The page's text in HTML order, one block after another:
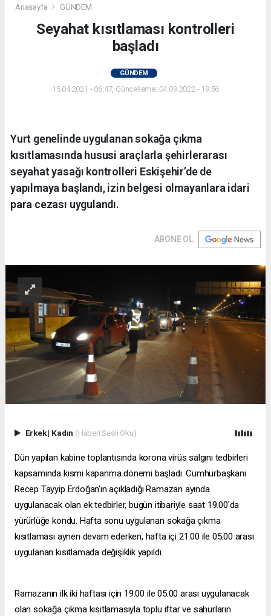
Anasayfa GÜNDEM
Seyahat kısıtlaması kontrolleri
başladı
GÜNDEM
15.04.2021 - 06:47, Güncelleme: 04.09.2022 - 19:56
Yurt genelinde uygulanan sokağa çıkma
kısıtlamasında hususi araçlarla şehirlerarası
seyahat yasağı kontrolleri Eskişehir’de de
yapılmaya başlandı, izin belgesi olmayanlara idari
para cezası uygulandı.
ABONE OL
Erkek| Kadın (Haberi Sesli Oku)
Dün yapılan kabine toplantısında korona virüs salgını tedbirleri
kapsamında kısmi kapanma dönemi başladı. Cumhurbaşkanı
Recep Tayyip Erdoğan'ın açıkladığı Ramazan ayında
uygulanacak olan ek tedbirler, bugün itibariyle saat 19.00'da
yürürlüğe kondu. Hafta sonu uygulanan sokağa çıkma
kısıtlaması aynen devam ederken, hafta içi 21.00 ile 05.00 arası
uygulanan kısıtlamada değişiklik yapıldı.
Ramazanın ilk iki haftası için 19.00 ile 05.00 arası uygulanacak
olan sokağa çıkma kısıtlamasıyla toplu iftar ve sahurların